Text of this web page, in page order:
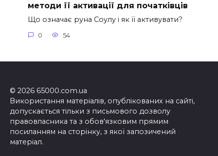
методи її активації для початківців
Що означає руна Соулу і як її активувати?
0 54
© 2026 65000.com.ua
Використання матеріалів, опублікованих на сайті,
допускається тільки з письмового дозволу
правовласника та з обов'язковим прямим
посиланням на сторінку, з якої запозичений
матеріал.